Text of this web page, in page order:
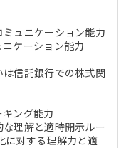
ュニケーション能力
ケーション能力
信託銀行での株式関
ング能力
理解と適時開示ルー
に対する理解力と適